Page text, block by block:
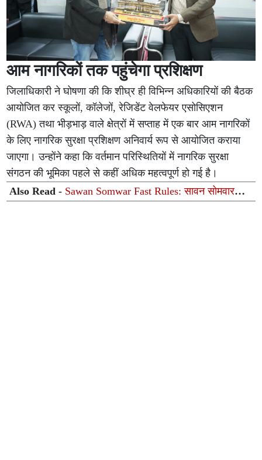
आम नागरिकों तक पहुंचेगा प्रशिक्षण
जिलाधिकारी ने घोषणा की कि शीघ्र ही विभिन्न अधिकारियों की बैठक
आयोजित कर स्कूलों, कॉलेजों, रेजिडेंट वेलफेयर एसोसिएशन
(RWA) तथा भीड़भाड़ वाले क्षेत्रों में सप्ताह में एक बार आम नागरिकों
के लिए नागरिक सुरक्षा प्रशिक्षण अनिवार्य रूप से आयोजित कराया
जाएगा। उन्होंने कहा कि वर्तमान परिस्थितियों में नागरिक सुरक्षा
संगठन की भूमिका पहले से कहीं अधिक महत्वपूर्ण हो गई है।
Also Read - Sawan Somwar Fast Rules: सावन सोमवार
व्रत के दौरान पीरियड्स आ जाएं तो क्या करें? जानें पूजा, व्रत और